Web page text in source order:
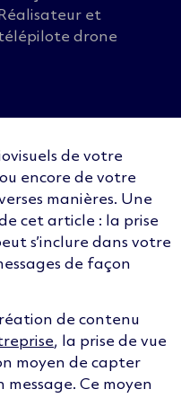
Réalisateur et
drone
de votre
encore de votre
manières. Une
cet article : la prise
s’inclure dans votre
de façon
de contenu
, la prise de vue
moyen de capter
Ce moyen